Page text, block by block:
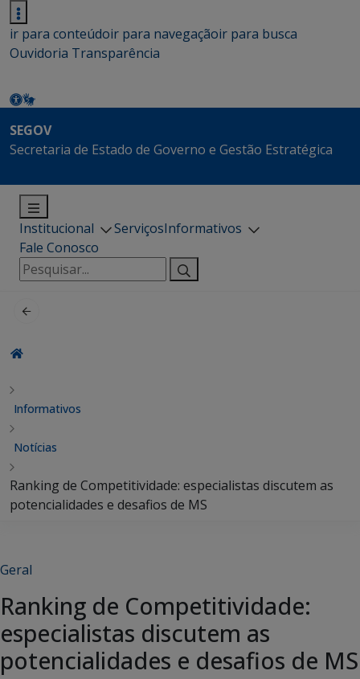
ir para conteúdoir para navegaçãoir para busca
Ouvidoria Transparência
SEGOV
Secretaria de Estado de Governo e Gestão Estratégica
Institucional ServiçosInformativos
Fale Conosco
Pesquisar
por:
Informativos
Notícias
Ranking de Competitividade: especialistas discutem as
potencialidades e desafios de MS
Geral
Ranking de Competitividade:
especialistas discutem as
potencialidades e desafios de MS